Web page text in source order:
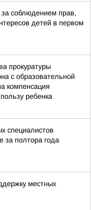
соблюдением прав,
детей в первом
прокуратуры
с образовательной
компенсация
ребенка
специалистов
за полтора года
местных